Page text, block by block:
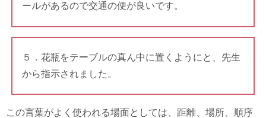
ールがあるので交通の便が良いです。
５．花瓶をテーブルの真ん中に置くようにと、先生
から指示されました。
この言葉がよく使われる場面としては、距離、場所、順序